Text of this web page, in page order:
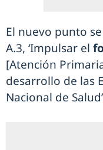
El nuevo punto
A.3, ‘Impulsar el
[Atención
desarrollo de las
Nacional de